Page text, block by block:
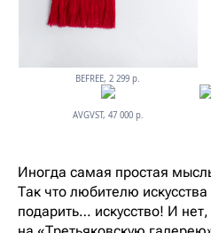
BEFREE, 2 299 р.
AVGVST, 47 000 р.
Иногда самая простая
Так что любителю
подарить… искусство! И